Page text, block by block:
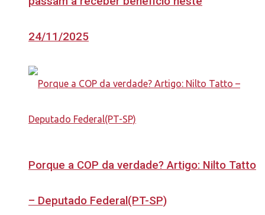
24/11/2025
Porque a COP da verdade? Artigo: Nilto Tatto
– Deputado Federal(PT-SP)